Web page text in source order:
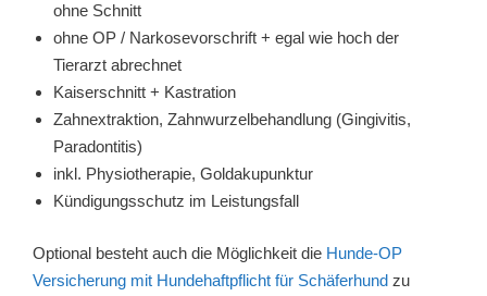
ohne Schnitt
ohne OP / Narkosevorschrift + egal wie hoch der
Tierarzt abrechnet
Kaiserschnitt + Kastration
Zahnextraktion, Zahnwurzelbehandlung (Gingivitis,
Paradontitis)
inkl. Physiotherapie, Goldakupunktur
Kündigungsschutz im Leistungsfall
Optional besteht auch die Möglichkeit die Hunde-OP
Versicherung mit Hundehaftpflicht für Schäferhund zu